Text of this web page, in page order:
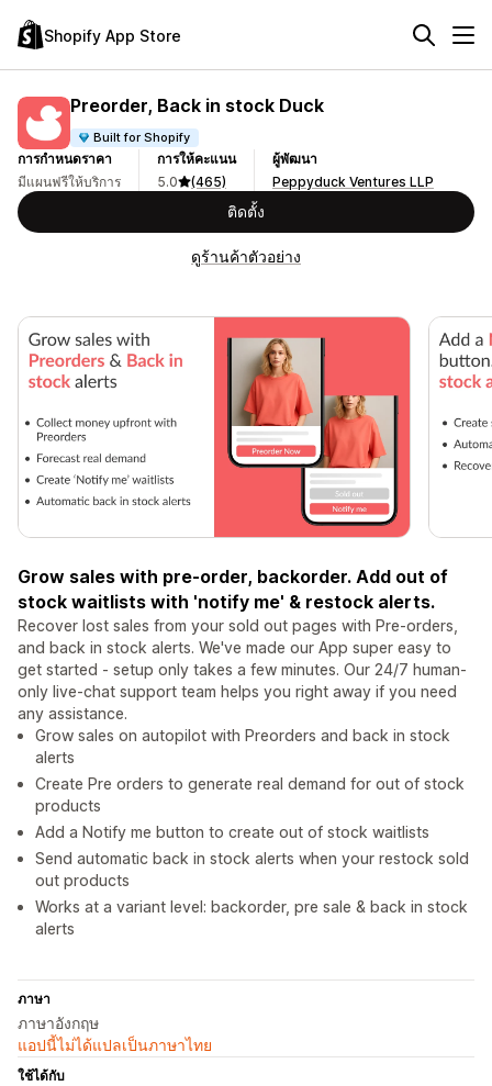
Shopify App Store
Preorder, Back in stock Duck
Built for Shopify
การกำหนดราคา
มีแผนฟรีให้บริการ
การให้คะแนน
5.0
(465)
ผู้พัฒนา
Peppyduck Ventures LLP
ติดตั้ง
ดูร้านค้าตัวอย่าง
Grow sales with pre-order, backorder. Add out of
stock waitlists with 'notify me' & restock alerts.
Recover lost sales from your sold out pages with Pre-orders,
and back in stock alerts. We've made our App super easy to
get started - setup only takes a few minutes. Our 24/7 human-
only live-chat support team helps you right away if you need
any assistance.
Grow sales on autopilot with Preorders and back in stock
alerts
Create Pre orders to generate real demand for out of stock
products
Add a Notify me button to create out of stock waitlists
Send automatic back in stock alerts when your restock sold
out products
Works at a variant level: backorder, pre sale & back in stock
alerts
ภาษา
ภาษาอังกฤษ
แอปนี้ไม่ได้แปลเป็นภาษาไทย
ใช้ได้กับ